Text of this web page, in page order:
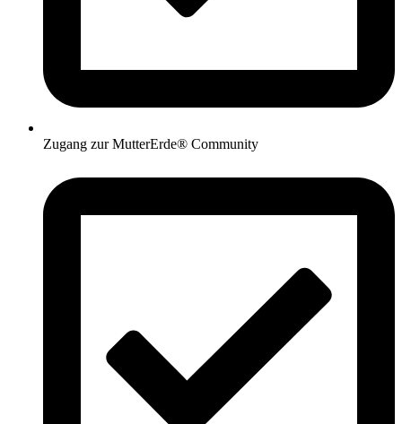
Zugang zur MutterErde® Community